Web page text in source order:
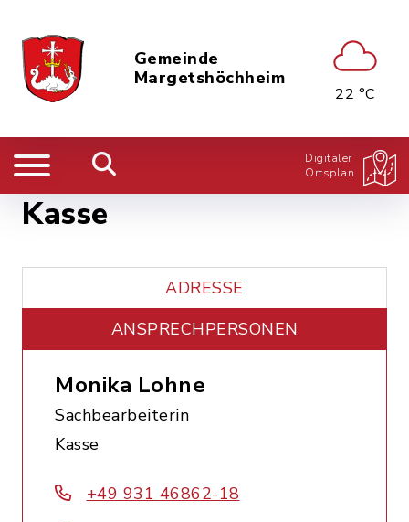
Gemeinde
Margetshöchheim
22 °C
Digitaler
Ortsplan
Kasse
ADRESSE
ANSPRECHPERSONEN
Monika Lohne
Sachbearbeiterin
Kasse
+49 931 46862-18